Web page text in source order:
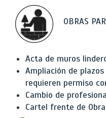
OBRAS
Acta de muros
Ampliación de
requieren permiso
Cambio de
Cartel frente de Obra